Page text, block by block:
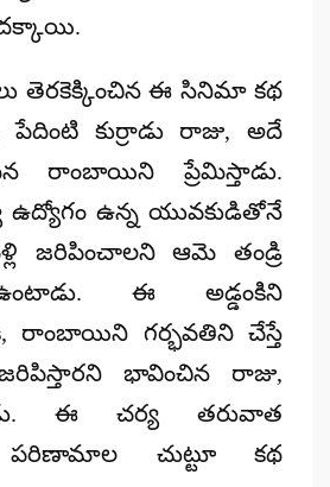
దక్కాయి.
తెరకెక్కించిన ఈ సినిమా కథ
కుర్రాడు రాజు, అదే
రాంబాయిని ప్రేమిస్తాడు.
ఉద్యోగం ఉన్న యువకుడితోనే
జరిపించాలని ఆమె తండ్రి
ఈ అడ్డంకిని
రాంబాయిని గర్భవతిని చేస్తే
భావించిన రాజు,
ఈ చర్య తరువాత
పరిణామాల చుట్టూ కథ